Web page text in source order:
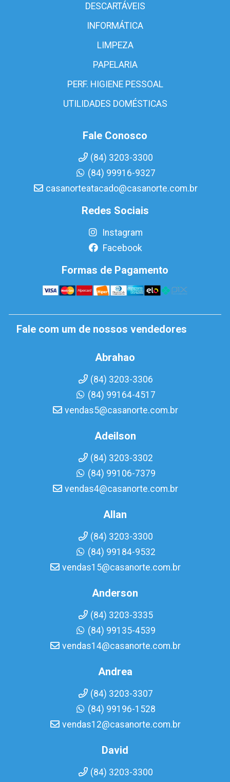
DESCARTÁVEIS
INFORMÁTICA
LIMPEZA
PAPELARIA
PERF. HIGIENE PESSOAL
UTILIDADES DOMÉSTICAS
Fale Conosco
(84) 3203-3300
(84) 99916-9327
casanorteatacado@casanorte.com.br
Redes Sociais
Instagram
Facebook
Formas de Pagamento
Fale com um de nossos vendedores
Abrahao
(84) 3203-3306
(84) 99164-4517
vendas5@casanorte.com.br
Adeilson
(84) 3203-3302
(84) 99106-7379
vendas4@casanorte.com.br
Allan
(84) 3203-3300
(84) 99184-9532
vendas15@casanorte.com.br
Anderson
(84) 3203-3335
(84) 99135-4539
vendas14@casanorte.com.br
Andrea
(84) 3203-3307
(84) 99196-1528
vendas12@casanorte.com.br
David
(84) 3203-3300